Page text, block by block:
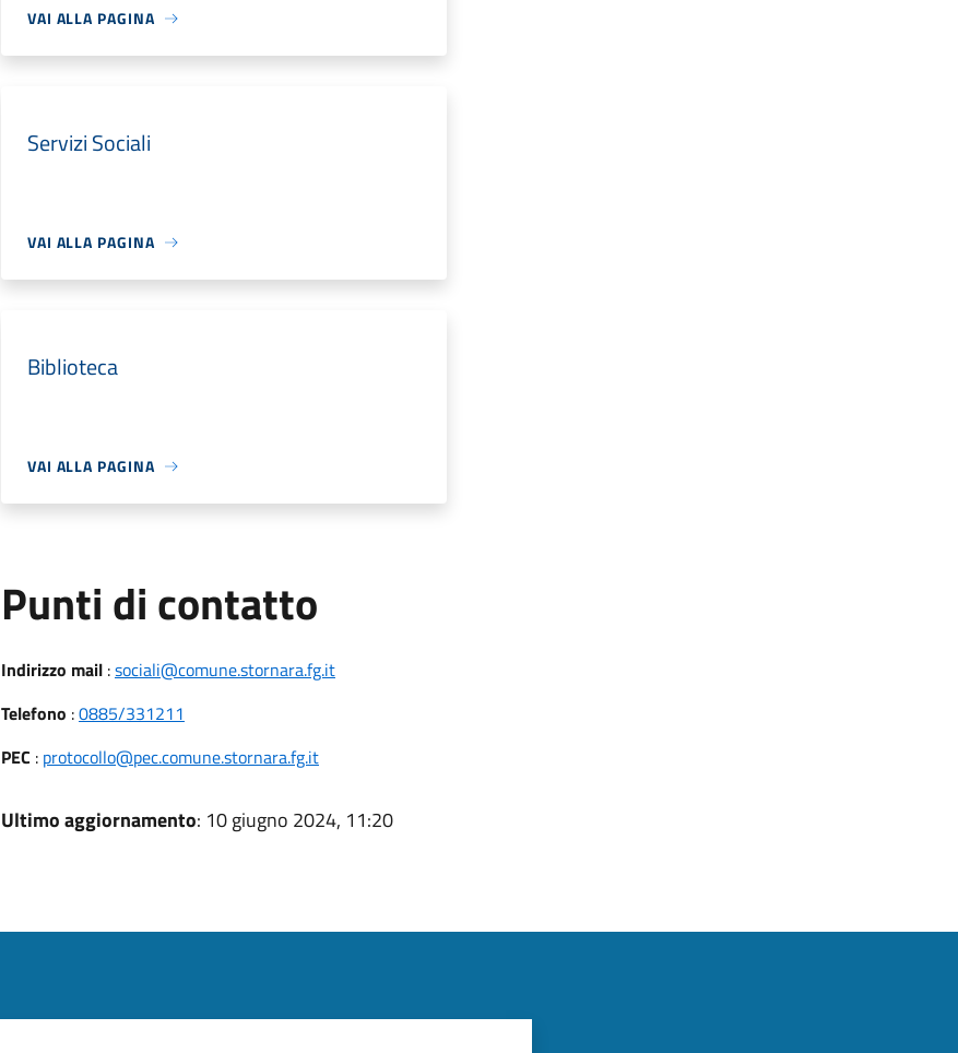
VAI ALLA PAGINA
Servizi Sociali
VAI ALLA PAGINA
Biblioteca
VAI ALLA PAGINA
Punti di contatto
Indirizzo mail:sociali@comune.stornara.fg.it
Telefono :0885/331211
PEC : protocollo@pec.comune.stornara.fg.it
Ultimo aggiornamento: 10 giugno 2024, 11:20